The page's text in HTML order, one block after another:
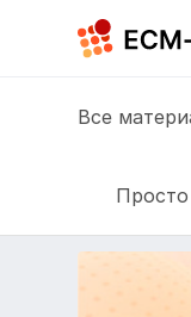
Все